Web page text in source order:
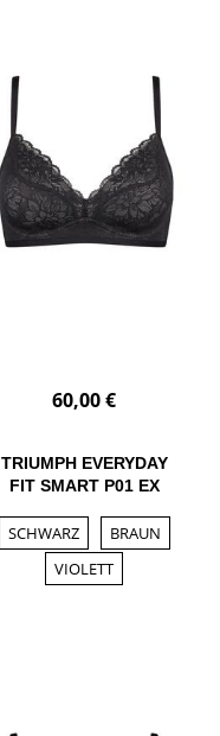
60,00 €
TRIUMPH EVERYDAY
FIT SMART P01 EX
SCHWARZ
BRAUN
VIOLETT